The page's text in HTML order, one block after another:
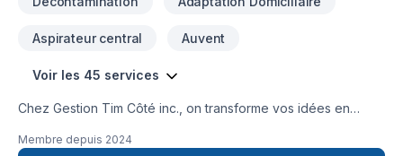
Aspirateur central Auvent
Voir les 45 services
Chez Gestion Tim Côté inc., on transforme vos idées en
modernisations — on s’occupe de tout, du début à la fin.
Membre depuis 2024